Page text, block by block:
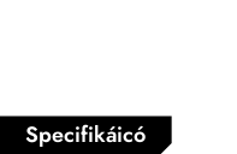
Specifikáicó